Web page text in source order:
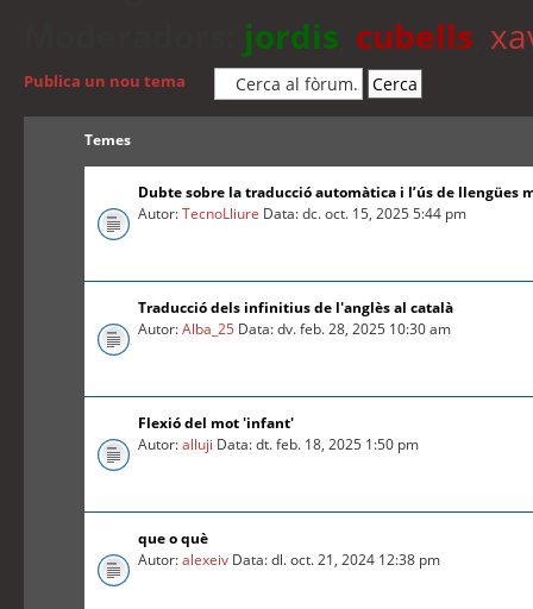
jordis cubells
Publica un nou tema
Temes
Dubte sobre la traducció automàtica i l’ús de llengües
Autor:TecnoLliure Data: dc. oct. 15, 2025 5:44 pm
Traducció dels infinitius de l'anglès al català
Autor:Alba_25 Data: dv. feb. 28, 2025 10:30 am
Flexió del mot 'infant'
Autor:alluji Data: dt. feb. 18, 2025 1:50 pm
que o què
Autor:alexeiv Data: dl. oct. 21, 2024 12:38 pm